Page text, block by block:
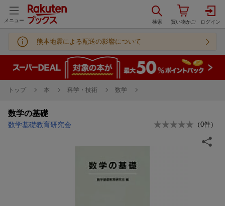
メニュー
熊本地震による配送の影響について
トップ 本 科学・技術 数学
数学の基礎
数学基礎教育研究会 （0件）